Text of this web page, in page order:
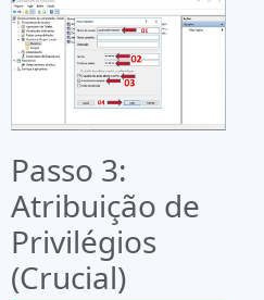
Passo 3:
Atribuição de
Privilégios
(Crucial)